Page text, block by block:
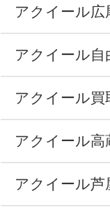
アクイール広
アクイール自
アクイール
アクイール高
アクイール芦